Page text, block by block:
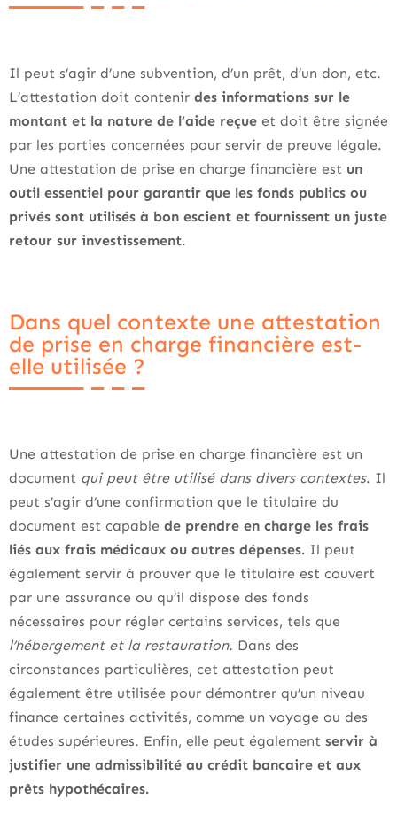
Il peut s’agir d’une subvention, d’un prêt, d’un don, etc.
L’attestation doit contenir des informations sur le
montant et la nature de l’aide reçue et doit être signée
par les parties concernées pour servir de preuve légale.
Une attestation de prise en charge financière est un
outil essentiel pour garantir que les fonds publics ou
privés sont utilisés à bon escient et fournissent un juste
retour sur investissement.
Dans quel contexte une attestation
de prise en charge financière est-
elle utilisée ?
Une attestation de prise en charge financière est un
document qui peut être utilisé dans divers contextes. Il
peut s’agir d’une confirmation que le titulaire du
document est capable de prendre en charge les frais
liés aux frais médicaux ou autres dépenses. Il peut
également servir à prouver que le titulaire est couvert
par une assurance ou qu’il dispose des fonds
nécessaires pour régler certains services, tels que
l’hébergement et la restauration. Dans des
circonstances particulières, cet attestation peut
également être utilisée pour démontrer qu’un niveau
finance certaines activités, comme un voyage ou des
études supérieures. Enfin, elle peut également servir à
justifier une admissibilité au crédit bancaire et aux
prêts hypothécaires.